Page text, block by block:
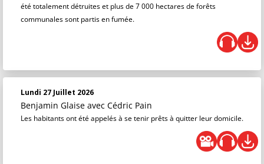
été totalement détruites et plus de 7 000 hectares de forêts
communales sont partis en fumée.
Lundi 27 Juillet 2026
Benjamin Glaise avec Cédric Pain
Les habitants ont été appelés à se tenir prêts à quitter leur domicile.